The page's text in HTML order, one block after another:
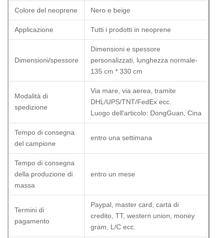
Colore del neoprene Nero e beige
Applicazione Tutti i prodotti in neoprene
Dimensioni/spessore
Dimensioni e spessore
personalizzati, lunghezza normale-
135 cm * 330 cm
Modalità di
spedizione
Via mare, via aerea, tramite
DHL/UPS/TNT/FedEx ecc.
Luogo dell'articolo: DongGuan, Cina
Tempo di consegna
del campione
entro una settimana
Tempo di consegna
della produzione di
massa
entro un mese
Termini di
pagamento
Paypal, master card, carta di
credito, TT, western union, money
gram, L/C ecc.